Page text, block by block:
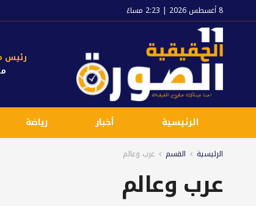
8 أغسطس 2026 | 2:23 مساءً
رئيس
الرئيسية أخبار رياضة
الرئيسية القسم عرب وعالم
عرب وعالم